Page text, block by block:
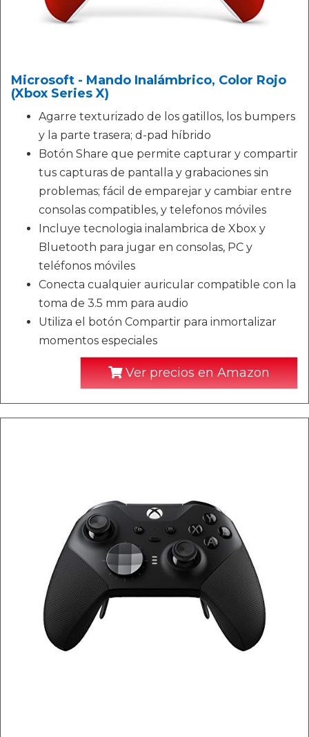
Microsoft - Mando Inalámbrico, Color Rojo
(Xbox Series X)
Agarre texturizado de los gatillos, los bumpers
y la parte trasera; d-pad híbrido
Botón Share que permite capturar y compartir
tus capturas de pantalla y grabaciones sin
problemas; fácil de emparejar y cambiar entre
consolas compatibles, y telefonos móviles
Incluye tecnologia inalambrica de Xbox y
Bluetooth para jugar en consolas, PC y
teléfonos móviles
Conecta cualquier auricular compatible con la
toma de 3.5 mm para audio
Utiliza el botón Compartir para inmortalizar
momentos especiales
Ver precios en Amazon